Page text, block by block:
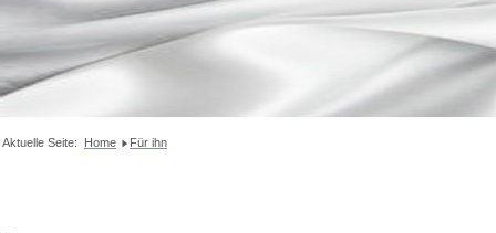
Aktuelle Seite: Home Für ihn